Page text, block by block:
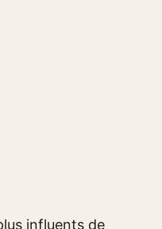
influents de